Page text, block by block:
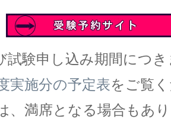
試験申し込み期間につ
実施分の予定表をご覧
、満席となる場合もあ